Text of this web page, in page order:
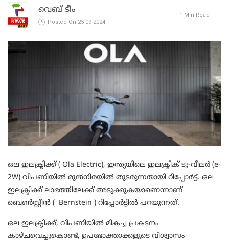
വെബ് ടീം
Posted On 25-09-2024
1 Min Read
ഒല ഇലക്ട്രിക്ക് ( Ola Electric), ഇന്ത്യയിലെ ഇലക്ട്രിക് ടു-വീലർ (e-
2W) വിപണിയിൽ മുൻനിരയിൽ തുടരുന്നതായി റിപ്പോർട്ട്. ഒല
ഇലക്ട്രിക്ക് ലാഭത്തിലേക്ക് അടുക്കുകയാണെന്നാണ്
ബെൺസ്റ്റീൻ ( Bernstein ) റിപ്പോർട്ടിൽ പറയുന്നത്.
ഒല ഇലക്ട്രിക്ക്, വിപണിയിൽ മികച്ച പ്രകടനം
കാഴ്ചവെച്ചുകൊണ്ട്, ഉപഭോക്താക്കളുടെ വിശ്വാസം